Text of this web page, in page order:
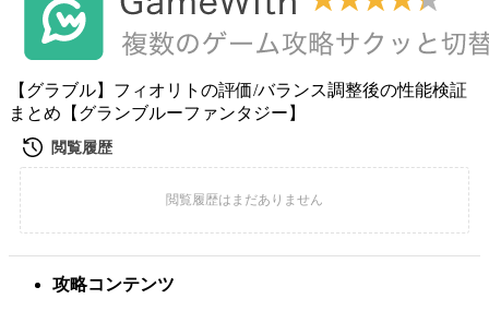
【グラブル】フィオリトの評価/バランス調整後の性能検証
まとめ【グランブルーファンタジー】
攻略コンテンツ